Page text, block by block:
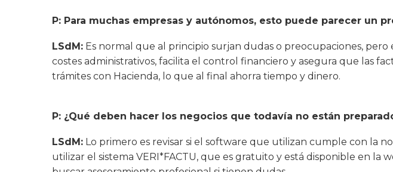
P: Para muchas empresas y autónomos, esto puede parecer un
LSdM: Es normal que al principio surjan dudas o preocupaciones,
costes administrativos, facilita el control financiero y asegura que las
trámites con Hacienda, lo que al final ahorra tiempo y dinero.
P: ¿Qué deben hacer los negocios que todavía no están
LSdM: Lo primero es revisar si el software que utilizan cumple con la
utilizar el sistema VERI*FACTU, que es gratuito y está disponible en